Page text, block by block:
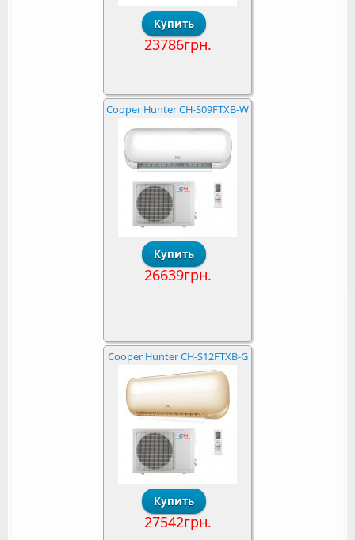
23786грн.
Cooper Hunter CH-S09FTXB-W
26639грн.
Cooper Hunter CH-S12FTXB-G
27542грн.